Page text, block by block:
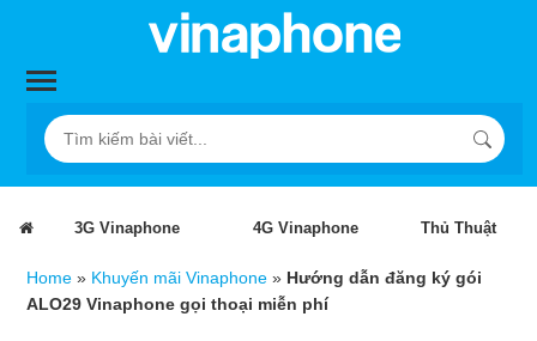
3G Vinaphone 4G Vinaphone Thủ Thuật
Home » Khuyến mãi Vinaphone » Hướng dẫn đăng ký gói
ALO29 Vinaphone gọi thoại miễn phí